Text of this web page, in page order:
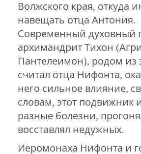
Волжского края, откуда
навещать отца Антония.
Современный духовный
архимандрит Тихон
Пантелеимон), родом из
считал отца Нифонта,
него сильное влияние,
словам, этот подвижник
разные болезни,
восставлял недужных.
Иеромонаха Нифонта и